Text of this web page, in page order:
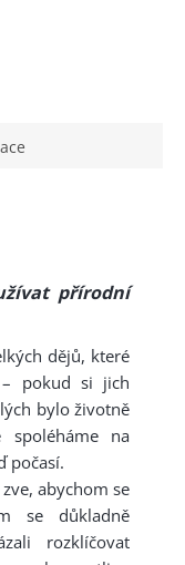
přírodní
dějů, které
pokud si jich
bylo životně
spoléháme na
počasí.
abychom se
se důkladně
rozklíčovat